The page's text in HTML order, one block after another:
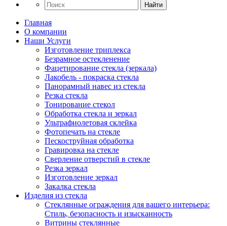
Найти
Главная
О компании
Наши Услуги
Изготовление триплекса
Безрамное остекленение
Фацетирование стекла (зеркала)
Лакобель - покраска стекла
Панорамный навес из стекла
Резка стекла
Тонирование стекол
Обработка стекла и зеркал
Ультрафиолетовая склейка
Фотопечать на стекле
Пескоструйная обработка
Гравировка на стекле
Cверление отверстий в стекле
Резка зеркал
Изготовление зеркал
Закалка стекла
Изделия из стекла
Стеклянные ограждения для вашего интерьера:
Стиль, безопасность и изысканность
Витрины стеклянные